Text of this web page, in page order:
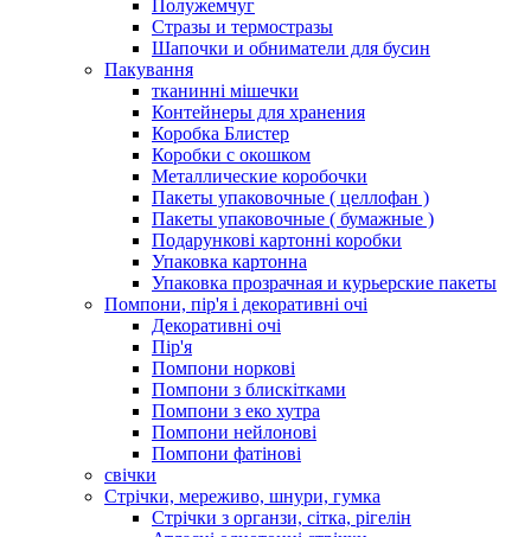
Полужемчуг
Стразы и термостразы
Шапочки и обниматели для бусин
Пакування
тканинні мішечки
Контейнеры для хранения
Коробка Блистер
Коробки с окошком
Металлические коробочки
Пакеты упаковочные ( целлофан )
Пакеты упаковочные ( бумажные )
Подарункові картонні коробки
Упаковка картонна
Упаковка прозрачная и курьерские пакеты
Помпони, пір'я і декоративні очі
Декоративні очі
Пір'я
Помпони норкові
Помпони з блискітками
Помпони з еко хутра
Помпони нейлонові
Помпони фатінові
свічки
Стрічки, мереживо, шнури, гумка
Стрічки з органзи, сітка, рігелін